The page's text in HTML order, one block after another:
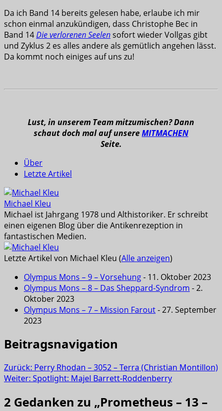
Da ich Band 14 bereits gelesen habe, erlaube ich mir
schon einmal anzukündigen, dass Christophe Bec in
Band 14Die verlorenen Seelensofort wieder Vollgas gibt
und Zyklus 2 es alles andere als gemütlich angehen lässt.
Da kommt noch einiges auf uns zu!
Lust, in unserem Team mitzumischen? Dann
schaut doch mal auf unsereMITMACHEN
Seite.
Über
Letzte Artikel
Michael Kleu
Michael ist Jahrgang 1978 und Althistoriker. Er schreibt
einen eigenen Blog über die Antikenrezeption in
fantastischen Medien.
Letzte Artikel von Michael Kleu (Alle anzeigen)
Olympus Mons – 9 – Vorsehung- 11. Oktober 2023
Olympus Mons – 8 – Das Sheppard-Syndrom - 2.
Oktober 2023
Olympus Mons – 7 – Mission Farout- 27. September
2023
Beitragsnavigation
Zurück: Perry Rhodan – 3052 – Terra (Christian Montillon)
Weiter: Spotlight: Majel Barrett-Roddenberry
2 Gedanken zu „Prometheus – 13 –